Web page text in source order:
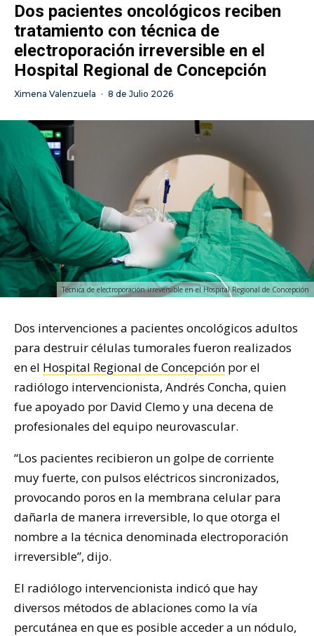
Dos pacientes oncológicos reciben
tratamiento con técnica de
electroporación irreversible en el
Hospital Regional de Concepción
Ximena Valenzuela · 8 de Julio 2026
Técnica de electroporación irreversible en el Hospital Regional de Concepción
Dos intervenciones a pacientes oncológicos adultos
para destruir células tumorales fueron realizados
en el Hospital Regional de Concepción por el
radiólogo intervencionista, Andrés Concha, quien
fue apoyado por David Clemo y una decena de
profesionales del equipo neurovascular.
“Los pacientes recibieron un golpe de corriente
muy fuerte, con pulsos eléctricos sincronizados,
provocando poros en la membrana celular para
dañarla de manera irreversible, lo que otorga el
nombre a la técnica denominada electroporación
irreversible”, dijo.
El radiólogo intervencionista indicó que hay
diversos métodos de ablaciones como la vía
percutánea en que es posible acceder a un nódulo,